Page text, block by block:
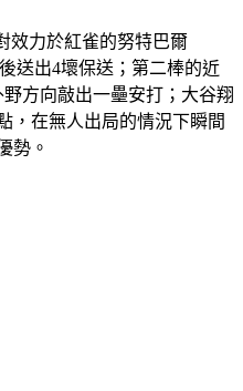
效力於紅雀的努特巴爾
後送出4壞保送；第二棒的近
方向敲出一壘安打；大谷翔
，在無人出局的情況下瞬間
勢。